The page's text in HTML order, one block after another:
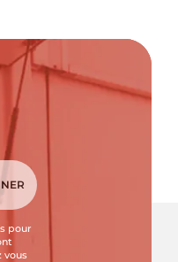
pour
vous